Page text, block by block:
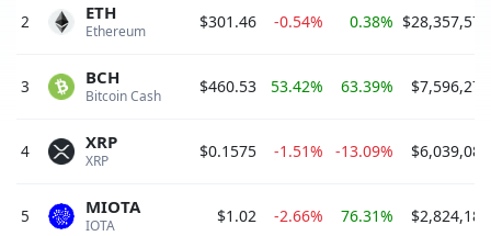
2 Ethereum
ETH $301.46 -0.54% 0.38%
3 Bitcoin Cash
BCH $460.53 53.42% 63.39%
4 XRP
XRP $0.1575 -1.51% -13.09%
5 IOTA
MIOTA $1.02 -2.66% 76.31%